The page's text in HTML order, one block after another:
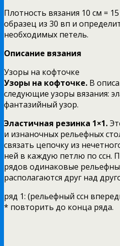
Плотность вязания 10 см =
образец из 30 вп и
необходимых петель.
Описание вязания
Узоры на кофточке
Узоры на кофточке. В
следующие узоры вязания:
фантазийный узор.
Эластичная резинка 1×1.
и изнаночных рельефных
связать цепочку из
ней в каждую петлю по ссн.
рядов одинаковые
располагаются друг над
ряд 1: (рельефный ссн
* повторить до конца ряда.